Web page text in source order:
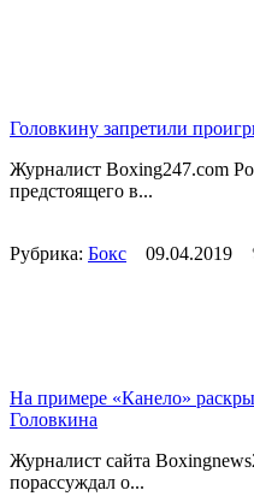
Головкину запретили
Журналист Boxing247.com
предстоящего в...
Рубрика: Бокс 09.04.2019
На примере «Канело»
Головкина
Журналист сайта
порассуждал о...